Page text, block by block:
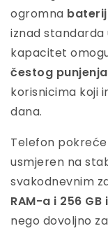
ogromna
iznad
kapacitet
čestog punjenja
korisnicima koji
dana.
Telefon pokreće
usmjeren na
svakodnevnim
RAM-a i 256
nego dovoljno